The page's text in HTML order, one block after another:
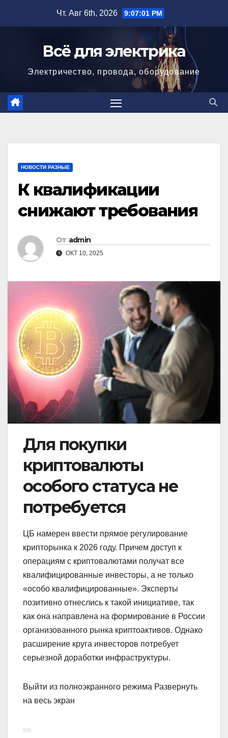
Чт. Авг 6th, 2026 9:07:02 PM
Всё для электрика
Электричество, провода, оборудование
НОВОСТИ РАЗНЫЕ
К квалификации
снижают требования
От admin
ОКТ 10, 2025
Для покупки
криптовалюты
особого статуса не
потребуется
ЦБ намерен ввести прямое регулирование
крипторынка к 2026 году. Причем доступ к
операциям с криптовалютами получат все
квалифицированные инвесторы, а не только
«особо квалифицированные». Эксперты
позитивно отнеслись к такой инициативе, так
как она направлена на формирование в России
организованного рынка криптоактивов. Однако
расширение круга инвесторов потребует
серьезной доработки инфраструктуры.
Выйти из полноэкранного режима Развернуть
на весь экран